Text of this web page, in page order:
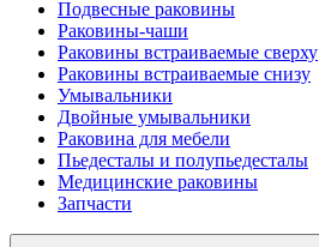
Подвесные раковины
Раковины-чаши
Раковины встраиваемые сверху
Раковины встраиваемые снизу
Умывальники
Двойные умывальники
Раковина для мебели
Пьедесталы и полупьедесталы
Медицинские раковины
Запчасти